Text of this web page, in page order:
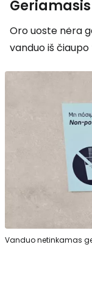
Oro uoste nėra
vanduo iš
Vanduo netinkamas